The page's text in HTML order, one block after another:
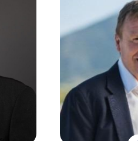
de
et